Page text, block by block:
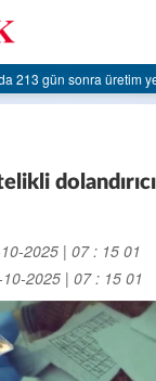
AK Parti Ereğli İlçe
2025 | 07 : 15 01
2025 | 07 : 15 01